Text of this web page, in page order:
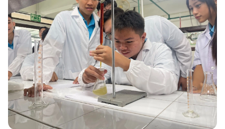
อินไซต์คณะ
กิจกรรม
การแข่งขัน
สถานที่จัดงาน
คำถามที่พบบ่อย